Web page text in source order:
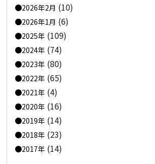
2026年2月 (10)
2026年1月 (6)
2025年 (109)
2024年 (74)
2023年 (80)
2022年 (65)
2021年 (4)
2020年 (16)
2019年 (14)
2018年 (23)
2017年 (14)